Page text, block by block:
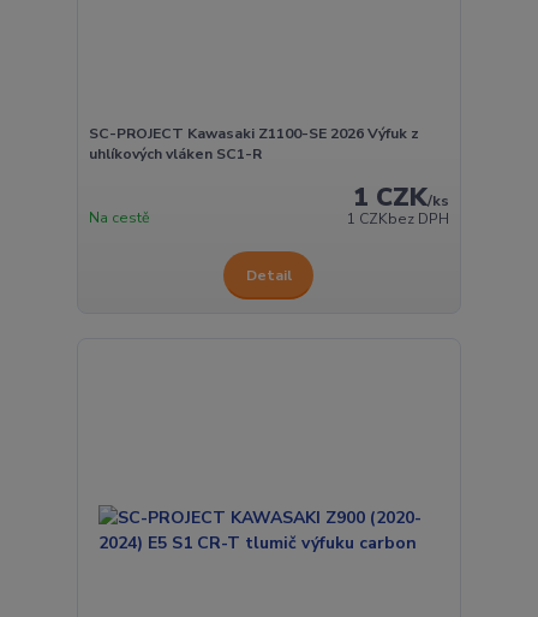
SC-PROJECT Kawasaki Z1100-SE 2026 Výfuk z
uhlíkových vláken SC1-R
1 CZK/ks
1 CZKbez DPH
Na cestě
Detail